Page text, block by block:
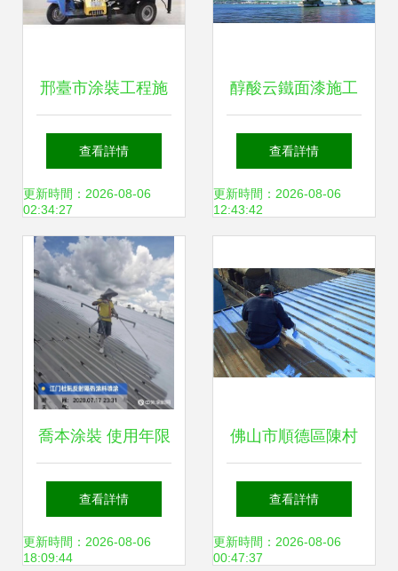
邢臺市涂裝工程施
工批發與供應 擁抱
綠色與溫暖的匠心
選材之道
查看詳情
更新時間：2026-08-06
02:34:27
醇酸云鐵面漆施工
工藝及涂裝注意事
項
查看詳情
更新時間：2026-08-06
12:43:42
喬本涂裝 使用年限
過后如何翻新外墻
涂料？
查看詳情
更新時間：2026-08-06
18:09:44
佛山市順德區陳村
鎮福升鋅鐵瓦翻新
防銹補漏公司 涂裝
查看詳情
更新時間：2026-08-06
00:47:37